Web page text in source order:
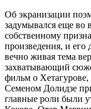
Об экранизации
задумывался еще во
собственному
произведения, и его
вечно живая тема
захватывающий
фильм о
Семеном Долидзе
главные роли были